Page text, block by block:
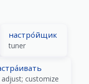
настро́йщик
tuner
customize